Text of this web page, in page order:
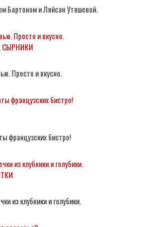
Бартоном и Ляйсан Утяшевой.
Просто и вкусно.
СЫРНИКИ
Просто и вкусно.
французских бистро!
французских бистро!
из клубники и голубики.
из клубники и голубики.